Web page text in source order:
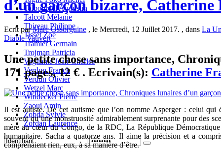
Talbourdel Augustin
Talcott Mélanie
Thireau Philippe
Tisset Zoe
Tramier Germain
Trojman Patricia
Vegliante Jean-Charles
Verdun Franck
Verdun Olivier
Wetzel Marc
Windecker Pierre
Zaoui Amin
Zobda Sylvie
Zordan Laurence
d’un garçon bizarre,
Ecrit parMarc Ossorguine , le Mercredi, 12 Juillet 2017. , dans La
Diable Vauvert
Une petite chose sans importance,
171 pages, 12 € . Ecrivain(s): Catherine
Il est autiste. De cet autisme que l’on nomme Asperger : celui qui
souvent qu’une monstruosité admirablement surprenante pour des
mère au cœur du Congo, de la RDC, La République
humanitaire. Sacha a quatorze ans. Il aime la précision et a
comprenaient rien, eux, à sa manière d’être.